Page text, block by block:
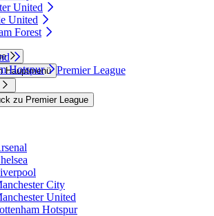
United
United
Forest
Hotspur
Hauptmenü Premier League
zu Premier League
City
United
Hotspur